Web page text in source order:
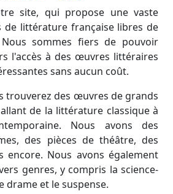
site, qui propose une vaste
de littérature française libres de
sommes fiers de pouvoir
l'accès à des œuvres littéraires
sans aucun coût.
trouverez des œuvres de grands
de la littérature classique à
Nous avons des
des pièces de théâtre, des
encore. Nous avons également
genres, y compris la science-
drame et le suspense.